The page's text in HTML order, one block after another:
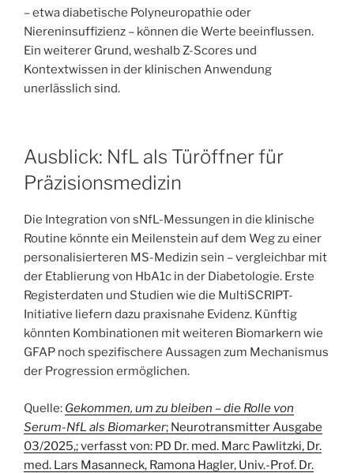
– etwa diabetische Polyneuropathie oder
Niereninsuffizienz – können die Werte beeinflussen.
Ein weiterer Grund, weshalb Z-Scores und
Kontextwissen in der klinischen Anwendung
unerlässlich sind.
Ausblick: NfL als Türöffner für
Präzisionsmedizin
Die Integration von sNfL-Messungen in die klinische
Routine könnte ein Meilenstein auf dem Weg zu einer
personalisierteren MS-Medizin sein – vergleichbar mit
der Etablierung von HbA1c in der Diabetologie. Erste
Registerdaten und Studien wie die MultiSCRIPT-
Initiative liefern dazu praxisnahe Evidenz. Künftig
könnten Kombinationen mit weiteren Biomarkern wie
GFAP noch spezifischere Aussagen zum Mechanismus
der Progression ermöglichen.
Quelle: Gekommen, um zu bleiben – die Rolle von
Serum-NfL als Biomarker; Neurotransmitter Ausgabe
03/2025,; verfasst von: PD Dr. med. Marc Pawlitzki, Dr.
med. Lars Masanneck, Ramona Hagler, Univ.-Prof. Dr.